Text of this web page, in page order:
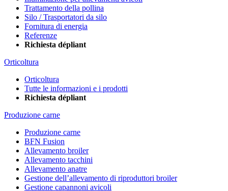
Trattamento della pollina
Silo / Trasportatori da silo
Fornitura di energia
Referenze
Richiesta dépliant
Orticoltura
Orticoltura
Tutte le informazioni e i prodotti
Richiesta dépliant
Produzione carne
Produzione carne
BFN Fusion
Allevamento broiler
Allevamento tacchini
Allevamento anatre
Gestione dell’allevamento di riproduttori broiler
Gestione capannoni avicoli